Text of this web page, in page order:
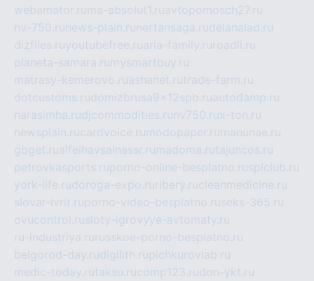
webamator.ru ma-absolut1.ruavtopomosch27.ru
nv-750.ru news-plain.ru nertansaga.rudelanalad.ru
dizfiles.ruyoutubefree.ruaria-family.ru roadli.ru
planeta-samara.ru mysmartbuy.ru
matrasy-kemerovo.ruashanet.rutrade-farm.ru
dotcustoms.rudomizbrusa9x12spb.ruautodamp.ru
narasimha.rudjcommodities.ru nv750.rux-ton.ru
newsplain.rucardvoice.ru modopaper.ru manunae.ru
gbget.rualfeihavsalnassr.ru madoma.rutajuncos.ru
petrovkasports.ruporno-online-besplatno.rusplclub.ru
york-life.rudoroga-expo.ru ribery.rucleanmedicine.ru
slovar-ivrit.ruporno-video-besplatno.ruseks-365.ru
ovucontrol.rusloty-igrovyye-avtomaty.ru
ru-industriya.ru russkoe-porno-besplatno.ru
belgorod-day.rudigilith.rupichkurovlab.ru
medic-today.rutaksu.rucomp123.rudon-ykt.ru